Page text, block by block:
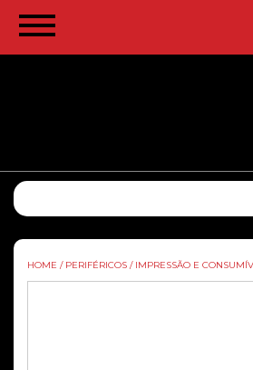
HOME / PERIFÉRICOS / IMPRESSÃO E